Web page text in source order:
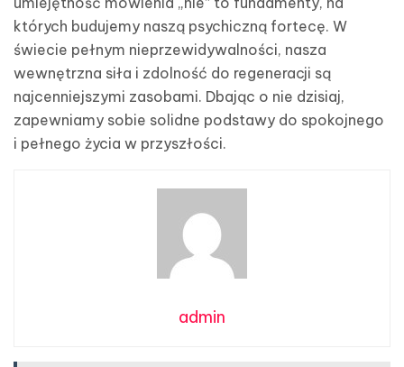
których budujemy naszą psychiczną fortecę. W
świecie pełnym nieprzewidywalności, nasza
wewnętrzna siła i zdolność do regeneracji są
najcenniejszymi zasobami. Dbając o nie dzisiaj,
zapewniamy sobie solidne podstawy do spokojnego
i pełnego życia w przyszłości.
admin